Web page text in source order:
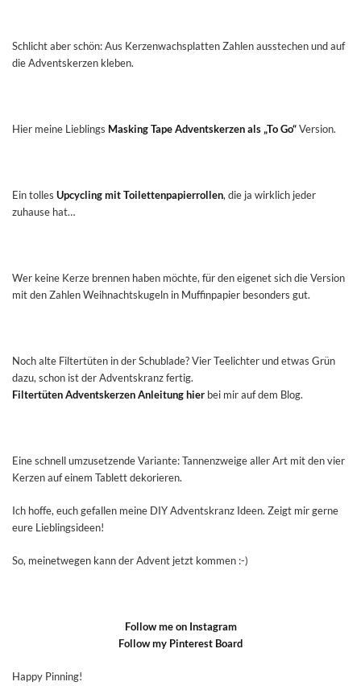
Schlicht aber schön: Aus Kerzenwachsplatten Zahlen ausstechen und auf
die Adventskerzen kleben.
Hier meine Lieblings Masking Tape Adventskerzen als „To Go“Version.
Ein tolles Upcycling mit Toilettenpapierrollen, die ja wirklich jeder
zuhause hat…
Wer keine Kerze brennen haben möchte, für den eigenet sich die Version
mit den Zahlen Weihnachtskugeln in Muffinpapier besonders gut.
Noch alte Filtertüten in der Schublade? Vier Teelichter und etwas Grün
dazu, schon ist der Adventskranz fertig.
Filtertüten Adventskerzen Anleitung hier bei mir auf dem Blog.
Eine schnell umzusetzende Variante: Tannenzweige aller Art mit den vier
Kerzen auf einem Tablett dekorieren.
Ich hoffe, euch gefallen meine DIY Adventskranz Ideen. Zeigt mir gerne
eure Lieblingsideen!
So, meinetwegen kann der Advent jetzt kommen :-)
Follow me on Instagram
Follow my Pinterest Board
Happy Pinning!